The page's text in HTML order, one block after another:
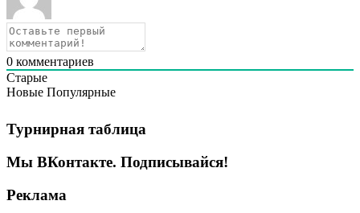
0 комментариев
Старые
Новые Популярные
Турнирная таблица
Мы ВКонтакте. Подписывайся!
Реклама